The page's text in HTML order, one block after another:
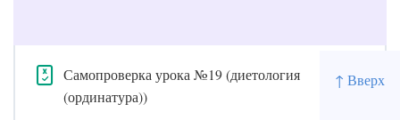
↑ Вверх
Самопроверка урока №19 (диетология
(ординатура))